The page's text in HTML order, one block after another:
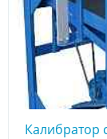
Калибратор